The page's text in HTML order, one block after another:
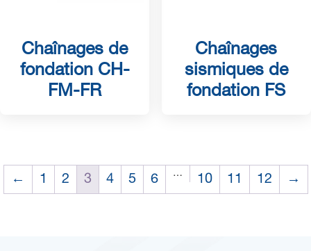
Chaînages de
fondation CH-
FM-FR
Chaînages
sismiques de
fondation FS
← 1 2 3 4 5 6 … 10 11 12 →